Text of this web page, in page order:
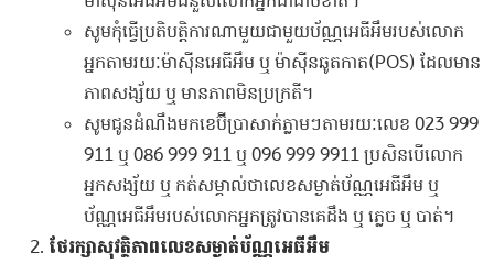
សូមកុំធ្វើប្រតិបត្តិការណាមួយជាមួយប័ណ្ណអេធីអឹមរបស់លោក
អ្នកតាមរយៈម៉ាស៊ីនអេធីអឹម ឬ ម៉ាស៊ីនឆូតកាត(POS) ដែលមាន
ភាពសង្ស័យ ឬ មានភាពមិនប្រក្រតី។
សូមជូនដំណឹងមកខេប៊ីប្រាសាក់ភ្លាមៗតាមរយៈលេខ 023 999
911 ឬ 086 999 911 ឬ 096 999 9911 ប្រសិនបើលោក
អ្នកសង្ស័យ ឬ កត់សម្គាល់ថាលេខសម្ងាត់ប័ណ្ណអេធីអឹម ឬ
ប័ណ្ណអេធីអឹមរបស់លោកអ្នកត្រូវបានគេដឹង ឬ ភ្លេច ឬ បាត់។
ថែរក្សាសុវត្ថិភាពលេខសម្ងាត់ប័ណ្ណអេធីអឹម